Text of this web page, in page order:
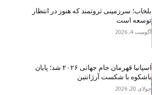
بلخاب؛ سرزمینی ثروتمند که هنوز در انتظار
توسعه است
آگوست 4, 2026
اسپانیا قهرمان جام جهانی ۲۰۲۶ شد؛ پایان
باشکوه با شکست آرژانتین
جولای 20, 2026